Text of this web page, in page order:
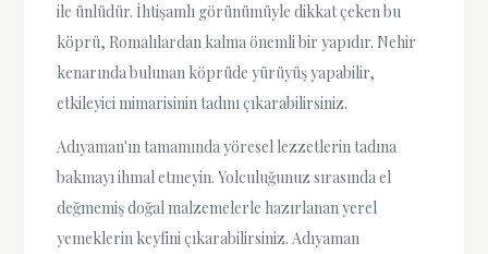
ile ünlüdür. İhtişamlı görünümüyle dikkat çeken bu
köprü, Romalılardan kalma önemli bir yapıdır. Nehir
kenarında bulunan köprüde yürüyüş yapabilir,
etkileyici mimarisinin tadını çıkarabilirsiniz.
Adıyaman'ın tamamında yöresel lezzetlerin tadına
bakmayı ihmal etmeyin. Yolculuğunuz sırasında el
değmemiş doğal malzemelerle hazırlanan yerel
yemeklerin keyfini çıkarabilirsiniz. Adıyaman